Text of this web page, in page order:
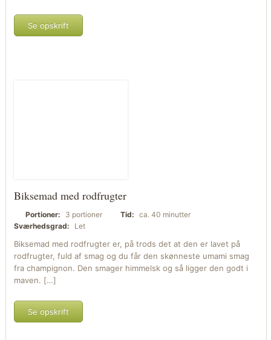
Se opskrift
Biksemad med rodfrugter
Portioner: 3 portioner Tid: ca. 40 minutter
Sværhedsgrad:
Let
Biksemad med rodfrugter er, på trods det at den er lavet på
rodfrugter, fuld af smag og du får den skønneste umami smag
fra champignon. Den smager himmelsk og så ligger den godt i
maven. […]
Se opskrift